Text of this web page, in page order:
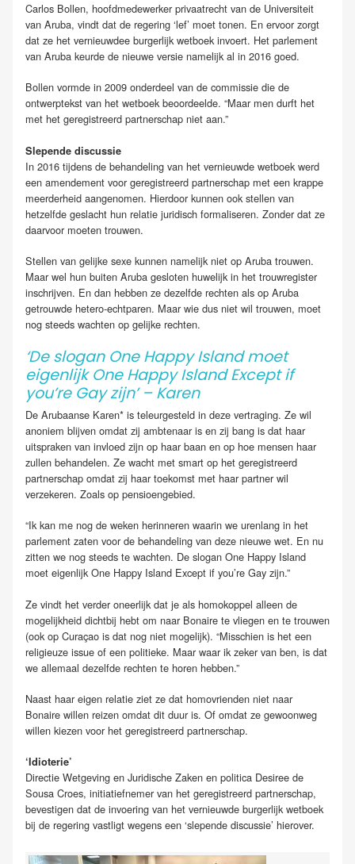
Carlos Bollen, hoofdmedewerker privaatrecht van de Universiteit
van Aruba, vindt dat de regering ‘lef’ moet tonen. En ervoor zorgt
dat ze het vernieuwdee burgerlijk wetboek invoert. Het parlement
van Aruba keurde de nieuwe versie namelijk al in 2016 goed.
Bollen vormde in 2009 onderdeel van de commissie die de
ontwerptekst van het wetboek beoordeelde. “Maar men durft het
met het geregistreerd partnerschap niet aan.”
Slepende discussie
In 2016 tijdens de behandeling van het vernieuwde wetboek werd
een amendement voor geregistreerd partnerschap met een krappe
meerderheid aangenomen. Hierdoor kunnen ook stellen van
hetzelfde geslacht hun relatie juridisch formaliseren. Zonder dat ze
daarvoor moeten trouwen.
Stellen van gelijke sexe kunnen namelijk niet op Aruba trouwen.
Maar wel hun buiten Aruba gesloten huwelijk in het trouwregister
inschrijven. En dan hebben ze dezelfde rechten als op Aruba
getrouwde hetero-echtparen. Maar wie dus niet wil trouwen, moet
nog steeds wachten op gelijke rechten.
‘De slogan One Happy Island moet
eigenlijk One Happy Island Except if
you’re Gay zijn’ – Karen
De Arubaanse Karen* is teleurgesteld in deze vertraging. Ze wil
anoniem blijven omdat zij ambtenaar is en zij bang is dat haar
uitspraken van invloed zijn op haar baan en op hoe mensen haar
zullen behandelen. Ze wacht met smart op het geregistreerd
partnerschap omdat zij haar toekomst met haar partner wil
verzekeren. Zoals op pensioengebied.
“Ik kan me nog de weken herinneren waarin we urenlang in het
parlement zaten voor de behandeling van deze nieuwe wet. En nu
zitten we nog steeds te wachten. De slogan One Happy Island
moet eigenlijk One Happy Island Except if you’re Gay zijn.”
Ze vindt het verder oneerlijk dat je als homokoppel alleen de
mogelijkheid dichtbij hebt om naar Bonaire te vliegen en te trouwen
(ook op Curaçao is dat nog niet mogelijk). “Misschien is het een
religieuze issue of een politieke. Maar waar ik zeker van ben, is dat
we allemaal dezelfde rechten te horen hebben.”
Naast haar eigen relatie ziet ze dat homovrienden niet naar
Bonaire willen reizen omdat dit duur is. Of omdat ze gewoonweg
willen kiezen voor het geregistreerd partnerschap.
‘Idioterie’
Directie Wetgeving en Juridische Zaken en politica Desiree de
Sousa Croes, initiatiefnemer van het geregistreerd partnerschap,
bevestigen dat de invoering van het vernieuwde burgerlijk wetboek
bij de regering vastligt wegens een ‘slepende discussie’ hierover.